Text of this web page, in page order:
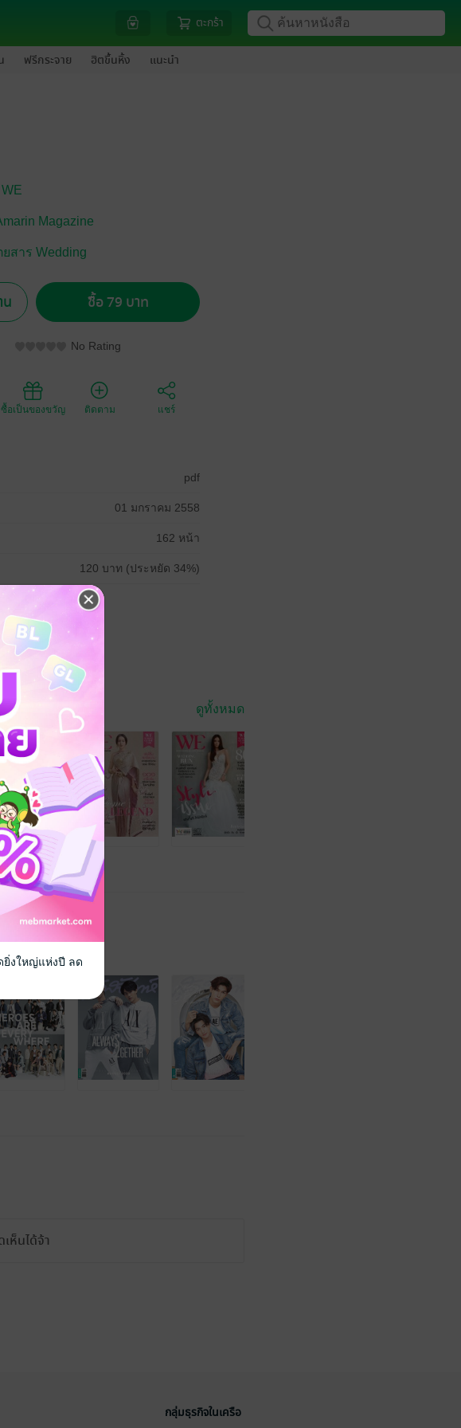
ตะกร้า
ฟรีกระจาย ฮิตขึ้นหิ้ง แนะนำ
Magazine
สาร Wedding
ซื้อ 79 บาท
No Rating
ซื้อเป็นของขวัญ ติดตาม แชร์
pdf
01 มกราคม 2558
162 หน้า
120 บาท (ประหยัด 34%)
ดูทั้งหมด
ห็นได้จ้า
กลุ่มธุรกิจในเครือ
ยิ่งใหญ่แห่งปี ลด